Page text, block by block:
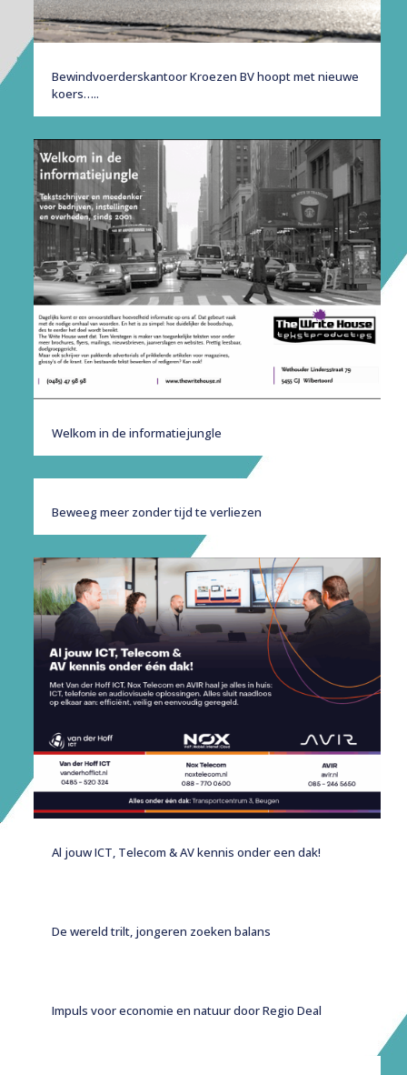
Bewindvoerderskantoor Kroezen BV hoopt met nieuwe
koers…..
Welkom in de informatiejungle
Beweeg meer zonder tijd te verliezen
Al jouw ICT, Telecom & AV kennis onder een dak!
De wereld trilt, jongeren zoeken balans
Impuls voor economie en natuur door Regio Deal